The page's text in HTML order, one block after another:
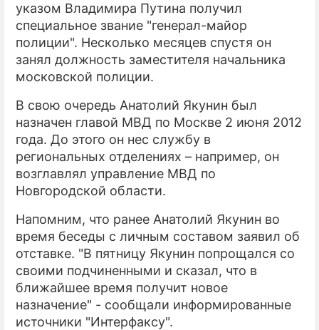
указом Владимира Путина получил
специальное звание "генерал-майор
полиции". Несколько месяцев спустя он
занял должность заместителя начальника
московской полиции.
В свою очередь Анатолий Якунин был
назначен главой МВД по Москве 2 июня 2012
года. До этого он нес службу в
региональных отделениях – например, он
возглавлял управление МВД по
Новгородской области.
Напомним, что ранее Анатолий Якунин во
время беседы с личным составом заявил об
отставке. "В пятницу Якунин попрощался со
своими подчиненными и сказал, что в
ближайшее время получит новое
назначение" - сообщали информированные
источники "Интерфаксу".